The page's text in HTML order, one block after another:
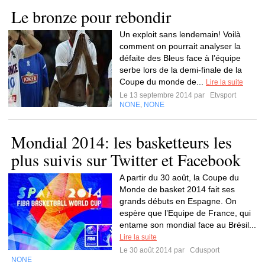
Le bronze pour rebondir
Un exploit sans lendemain! Voilà
comment on pourrait analyser la
défaite des Bleus face à l’équipe
serbe lors de la demi-finale de la
Coupe du monde de...
Lire la suite
Le 13 septembre 2014 par
Etvsport
NONE NONE
Mondial 2014: les basketteurs les
plus suivis sur Twitter et Facebook
A partir du 30 août, la Coupe du
Monde de basket 2014 fait ses
grands débuts en Espagne. On
espère que l’Equipe de France, qui
entame son mondial face au Brésil...
Lire la suite
Le 30 août 2014 par
Cdusport
NONE